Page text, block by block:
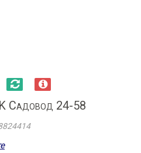
Садовод 24-58